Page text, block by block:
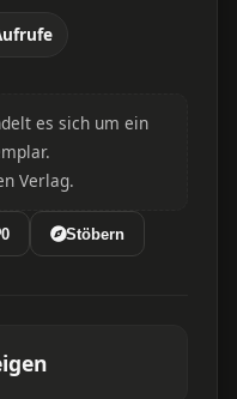
es sich um ein
Verlag.
0 Stöbern